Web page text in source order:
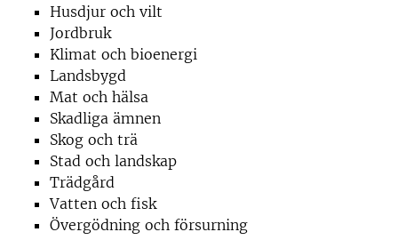
Husdjur och vilt
Jordbruk
Klimat och bioenergi
Landsbygd
Mat och hälsa
Skadliga ämnen
Skog och trä
Stad och landskap
Trädgård
Vatten och fisk
Övergödning och försurning